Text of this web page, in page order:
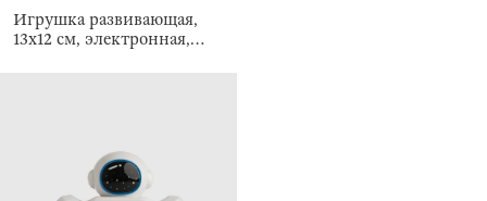
Игрушка развивающая,
13х12 см, электронная,